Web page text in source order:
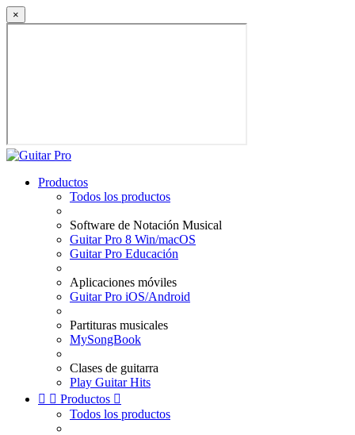
×
Productos
Todos los productos
Software de Notación Musical
Guitar Pro 8 Win/macOS
Guitar Pro Educación
Aplicaciones móviles
Guitar Pro iOS/Android
Partituras musicales
MySongBook
Clases de guitarra
Play Guitar Hits
  Productos 
Todos los productos